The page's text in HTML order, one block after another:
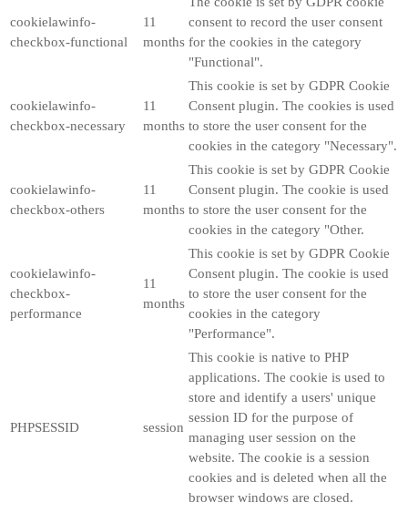
cookielawinfo-
checkbox-functional
11
months
consent to record the user consent
for the cookies in the category
"Functional".
cookielawinfo-
checkbox-necessary
11
months
This cookie is set by GDPR Cookie
Consent plugin. The cookies is used
to store the user consent for the
cookies in the category "Necessary".
cookielawinfo-
checkbox-others
11
months
This cookie is set by GDPR Cookie
Consent plugin. The cookie is used
to store the user consent for the
cookies in the category "Other.
cookielawinfo-
checkbox-
performance
11
months
This cookie is set by GDPR Cookie
Consent plugin. The cookie is used
to store the user consent for the
cookies in the category
"Performance".
PHPSESSID session
This cookie is native to PHP
applications. The cookie is used to
store and identify a users' unique
session ID for the purpose of
managing user session on the
website. The cookie is a session
cookies and is deleted when all the
browser windows are closed.